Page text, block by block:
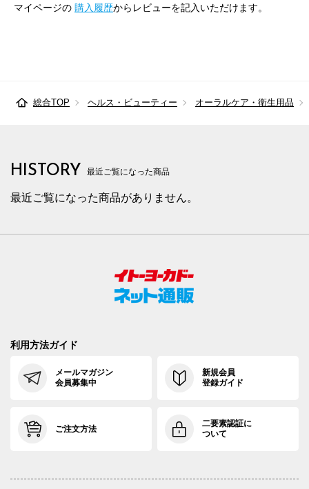
マイページの 購入履歴からレビューを記入いただけます。
総合TOP ヘルス・ビューティー オーラルケア・衛生用品
HISTORY 最近ご覧になった商品
最近ご覧になった商品がありません。
利用方法ガイド
メールマガジン
会員募集中
新規会員
登録ガイド
ご注文方法
二要素認証に
ついて